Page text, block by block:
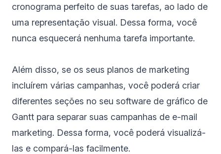
cronograma perfeito de suas tarefas, ao lado de
uma representação visual. Dessa forma, você
nunca esquecerá nenhuma tarefa importante.
Além disso, se os seus planos de marketing
incluírem várias campanhas, você poderá criar
diferentes seções no seu software de gráfico de
Gantt para separar suas campanhas de e-mail
marketing. Dessa forma, você poderá visualizá-
las e compará-las facilmente.